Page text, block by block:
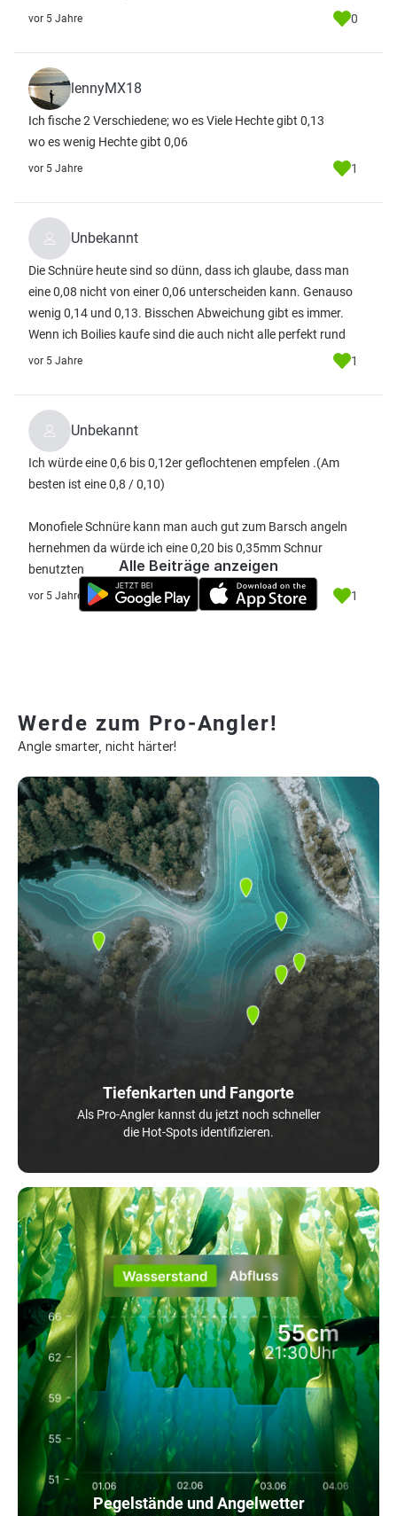
vor 5 Jahre 0
lennyMX18
Ich fische 2 Verschiedene; wo es Viele Hechte gibt 0,13
wo es wenig Hechte gibt 0,06
vor 5 Jahre 1
Unbekannt
Die Schnüre heute sind so dünn, dass ich glaube, dass man
eine 0,08 nicht von einer 0,06 unterscheiden kann. Genauso
wenig 0,14 und 0,13. Bisschen Abweichung gibt es immer.
Wenn ich Boilies kaufe sind die auch nicht alle perfekt rund
vor 5 Jahre 1
Unbekannt
Ich würde eine 0,6 bis 0,12er geflochtenen empfelen .(Am
besten ist eine 0,8 / 0,10)
Monofiele Schnüre kann man auch gut zum Barsch angeln
hernehmen da würde ich eine 0,20 bis 0,35mm Schnur
benutzten
vor 5 Jahre 1
Alle Beiträge anzeigen
Werde zum Pro-Angler!
Angle smarter, nicht härter!
Tiefenkarten und Fangorte
Als Pro-Angler kannst du jetzt noch schneller
die Hot-Spots identifizieren.
Pegelstände und Angelwetter